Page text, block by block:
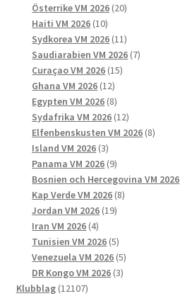
Österrike VM 2026 2020
Haiti VM 2026 1010
produkter
Sydkorea VM 2026 1111
produkter
Saudiarabien VM 2026 77
Curaçao VM 2026 1515
Ghana VM 2026 1212
produkter
Egypten VM 2026 88
produkter
Sydafrika VM 2026 1212
produkter
Elfenbenskusten VM 2026 88
Island VM 2026 33
produkter
Panama VM 2026 99
produkter
Bosnien och Hercegovina VM 2026
Kap Verde VM 2026 88
Jordan VM 2026 1919
Iran VM 2026 44
produkter
Tunisien VM 2026 55
produkter
Venezuela VM 2026 55
DR Kongo VM 2026 33
Klubblag 1210712107